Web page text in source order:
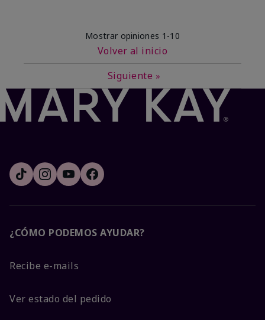
Mostrar opiniones 1-10
Volver al inicio
Siguiente »
¿CÓMO PODEMOS AYUDAR?
Recibe e-mails
Ver estado del pedido